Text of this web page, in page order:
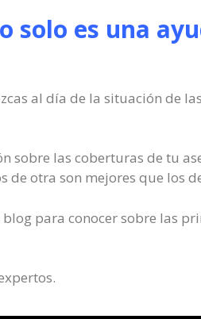
solo es una
al día de la situación de
sobre las coberturas de tu
de otra son mejores que los
para conocer sobre las